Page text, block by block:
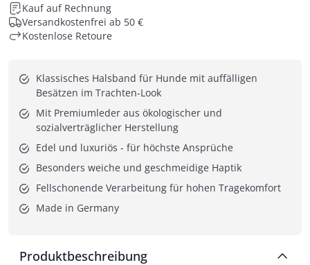
Kauf auf Rechnung
Versandkostenfrei ab 50 €
Kostenlose Retoure
Klassisches Halsband für Hunde mit auffälligen
Besätzen im Trachten-Look
Mit Premiumleder aus ökologischer und
sozialverträglicher Herstellung
Edel und luxuriös - für höchste Ansprüche
Besonders weiche und geschmeidige Haptik
Fellschonende Verarbeitung für hohen Tragekomfort
Made in Germany
Produktbeschreibung